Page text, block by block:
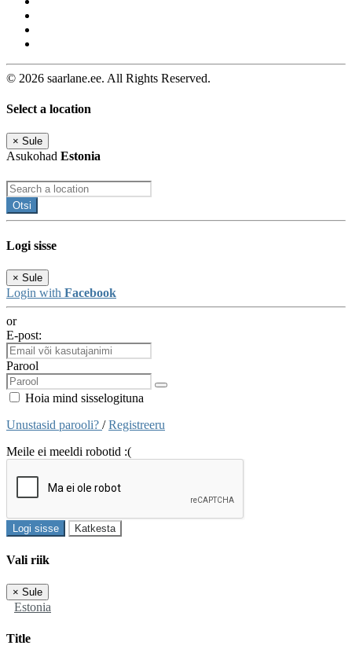
© 2026 saarlane.ee. All Rights Reserved.
Select a location
× Sule
Asukohad Estonia
Otsi
Logi sisse
× Sule
Login with Facebook
or
E-post:
Parool
Hoia mind sisselogituna
Unustasid parooli? /Registreeru
Meile ei meeldi robotid :(
Logi sisse Katkesta
Vali riik
× Sule
Estonia
Title